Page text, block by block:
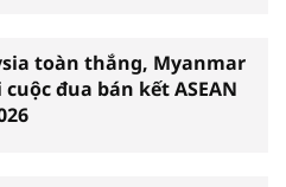
toàn thắng, Myanmar
đua bán kết ASEAN